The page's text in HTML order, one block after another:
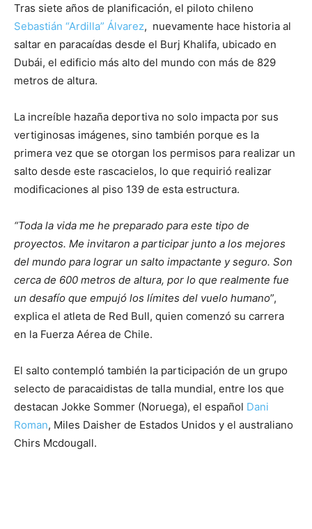
Tras siete años de planificación, el piloto chileno
Sebastián “Ardilla” Álvarez, nuevamente hace historia al
saltar en paracaídas desde el Burj Khalifa, ubicado en
Dubái, el edificio más alto del mundo con más de 829
metros de altura.
La increíble hazaña deportiva no solo impacta por sus
vertiginosas imágenes, sino también porque es la
primera vez que se otorgan los permisos para realizar un
salto desde este rascacielos, lo que requirió realizar
modificaciones al piso 139 de esta estructura.
“Toda la vida me he preparado para este tipo de
proyectos. Me invitaron a participar junto a los mejores
del mundo para lograr un salto impactante y seguro. Son
cerca de 600 metros de altura, por lo que realmente fue
un desafío que empujó los límites del vuelo humano”,
explica el atleta de Red Bull, quien comenzó su carrera
en la Fuerza Aérea de Chile.
El salto contempló también la participación de un grupo
selecto de paracaidistas de talla mundial, entre los que
destacan Jokke Sommer (Noruega), el español Dani
Roman, Miles Daisher de Estados Unidos y el australiano
Chirs Mcdougall.